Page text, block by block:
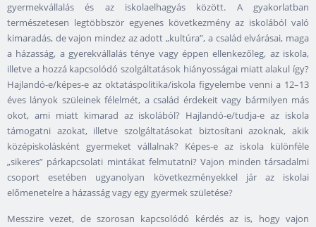
gyermekvállalás és az iskolaelhagyás között. A gyakorlatban
természetesen legtöbbször egyenes következmény az iskolából való
kimaradás, de vajon mindez az adott „kultúra”, a család elvárásai, maga
a házasság, a gyerekvállalás ténye vagy éppen ellenkezőleg, az iskola,
illetve a hozzá kapcsolódó szolgáltatások hiányosságai miatt alakul így?
Hajlandó-e/képes-e az oktatáspolitika/iskola figyelembe venni a 12–13
éves lányok szüleinek félelmét, a család érdekeit vagy bármilyen más
okot, ami miatt kimarad az iskolából? Hajlandó-e/tudja-e az iskola
támogatni azokat, illetve szolgáltatásokat biztosítani azoknak, akik
középiskolásként gyermeket vállalnak? Képes-e az iskola különféle
„sikeres” párkapcsolati mintákat felmutatni? Vajon minden társadalmi
csoport esetében ugyanolyan következményekkel jár az iskolai
előmenetelre a házasság vagy egy gyermek születése?
Messzire vezet, de szorosan kapcsolódó kérdés az is, hogy vajon